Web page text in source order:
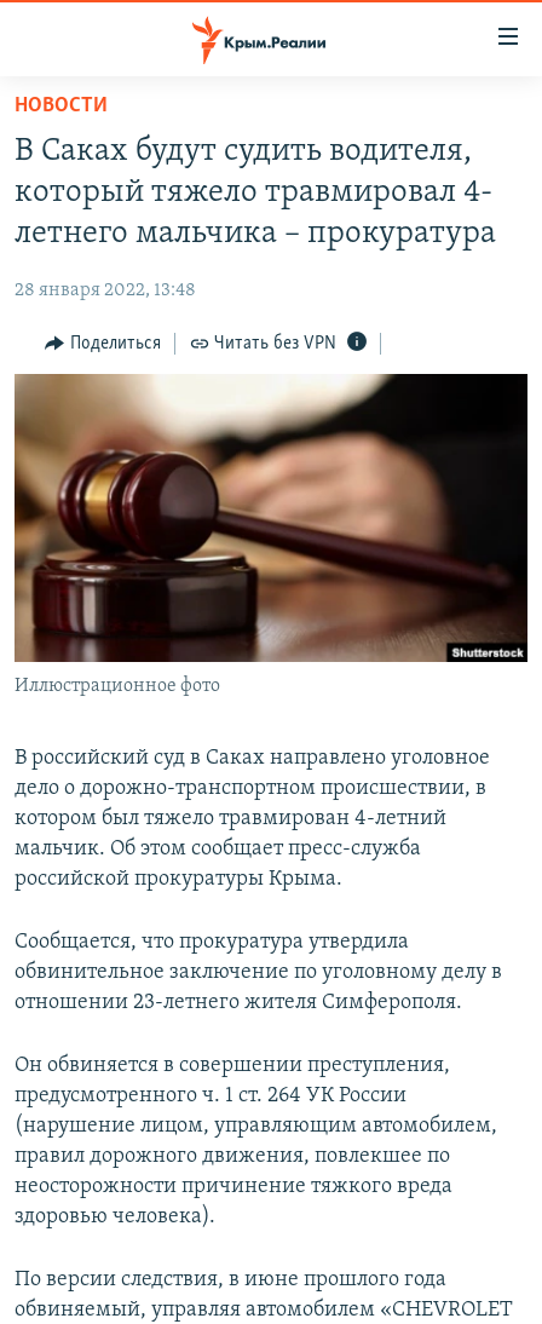
Вернуться
основному
содержанию
Вернутся
главной
навигации
Вернутся
СПЕЦПРОЕКТЫ
11 ЛЕТ ОККУПАЦИИ КРЫМА. 11 ИСТОРИЙ СОПРОТИВЛЕНИЯ
ЕЩЕ
ИНТЕРАКТИВ
ТЕЛЕПРОЕКТ КРЫМ.РЕАЛИИ
СОВЕТЫ ПРАВОЗАЩИТНИКОВ
ПРОПАВШИЕ БЕЗ ВЕСТИ
ПОБЕДИТЕЛЕЙ НЕ СУДЯТ?
ELIFBE
УКРАИНСКАЯ ПРОБЛЕМА КРЫМА
РАДІО СВОБОДА
Українською
Qırımtatar
ПРИСОЕДИНЯЙТЕСЬ!
НОВОСТИ
В Саках будут судить водителя,
который тяжело травмировал 4-
летнего мальчика – прокуратура
28 января 2022, 13:48
Поделиться Читать без VPN
Иллюстрационное фото
В российский суд в Саках направлено уголовное
дело о дорожно-транспортном происшествии, в
котором был тяжело травмирован 4-летний
мальчик. Об этом сообщает пресс-служба
российской прокуратуры Крыма.
Сообщается, что прокуратура утвердила
обвинительное заключение по уголовному делу в
отношении 23-летнего жителя Симферополя.
Он обвиняется в совершении преступления,
предусмотренного ч. 1 ст. 264 УК России
(нарушение лицом, управляющим автомобилем,
правил дорожного движения, повлекшее по
неосторожности причинение тяжкого вреда
здоровью человека).
По версии следствия, в июне прошлого года
обвиняемый, управляя автомобилем «CHEVROLET